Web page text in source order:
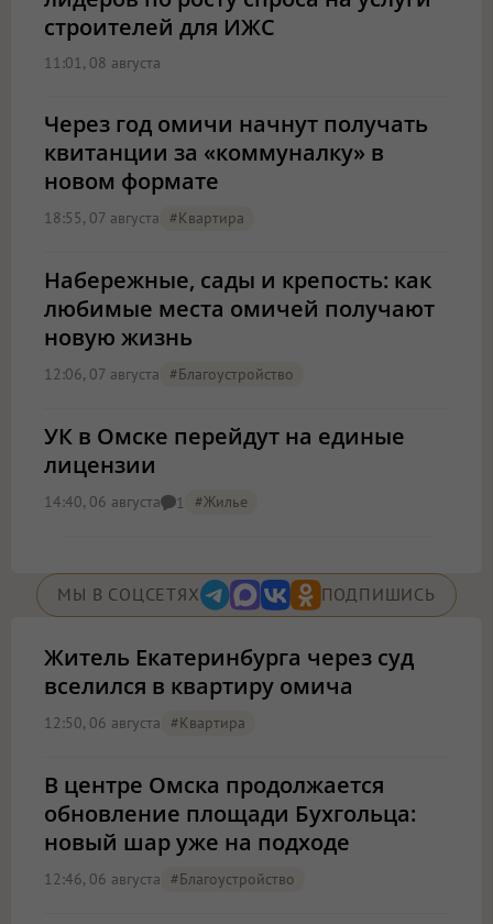
строителей для ИЖС
11:01, 08 августа
Через год омичи начнут получать
квитанции за «коммуналку» в
новом формате
18:55, 07 августа #квартира
Набережные, сады и крепость: как
любимые места омичей получают
новую жизнь
12:06, 07 августа #благоустройство
УК в Омске перейдут на единые
лицензии
14:40, 06 августа 1 #жилье
МЫ В СОЦСЕТЯХ ПОДПИШИСЬ
Житель Екатеринбурга через суд
вселился в квартиру омича
12:50, 06 августа #квартира
В центре Омска продолжается
обновление площади Бухгольца:
новый шар уже на подходе
12:46, 06 августа #благоустройство